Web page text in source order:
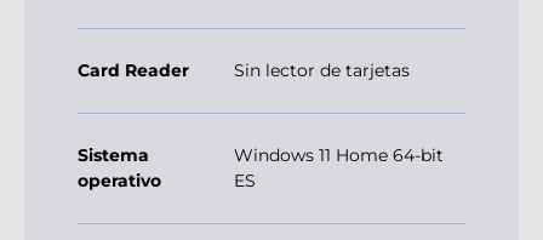
Card Reader Sin lector de tarjetas
Sistema
operativo
Windows 11 Home 64-bit
ES